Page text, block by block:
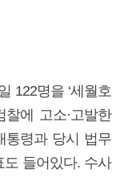
122명을 ‘세월호
에 고소·고발한
통령과 당시 법무
들어있다. 수사